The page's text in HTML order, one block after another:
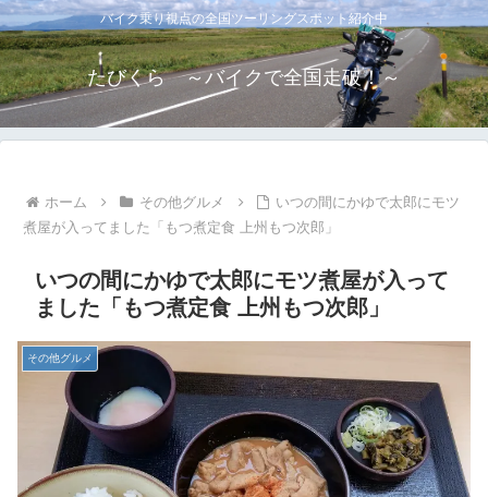
バイク乗り視点の全国ツーリングスポット紹介中
たびくら ～バイクで全国走破！～
ホーム その他グルメ
いつの間にかゆで太郎にモツ
煮屋が入ってました「もつ煮定食 上州もつ次郎」
いつの間にかゆで太郎にモツ煮屋が入って
ました「もつ煮定食 上州もつ次郎」
その他グルメ